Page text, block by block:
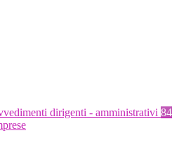
dirigenti - amministrativi 84